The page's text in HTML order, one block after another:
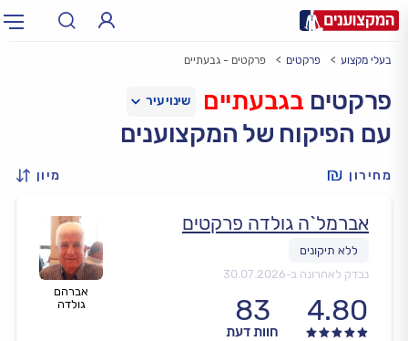
עירעיר: תל אביב, חיפה…
בעלי מקצוע פרקטים פרקטים - גבעתיים
פרקטים בגבעתיים
עם הפיקוח של המקצוענים
מחירון מיון
אברהם
גולדה
אברמל`ה גולדה פרקטים
נבדק לאחרונה ב-30.07.2026
4.80
83
חוות דעת